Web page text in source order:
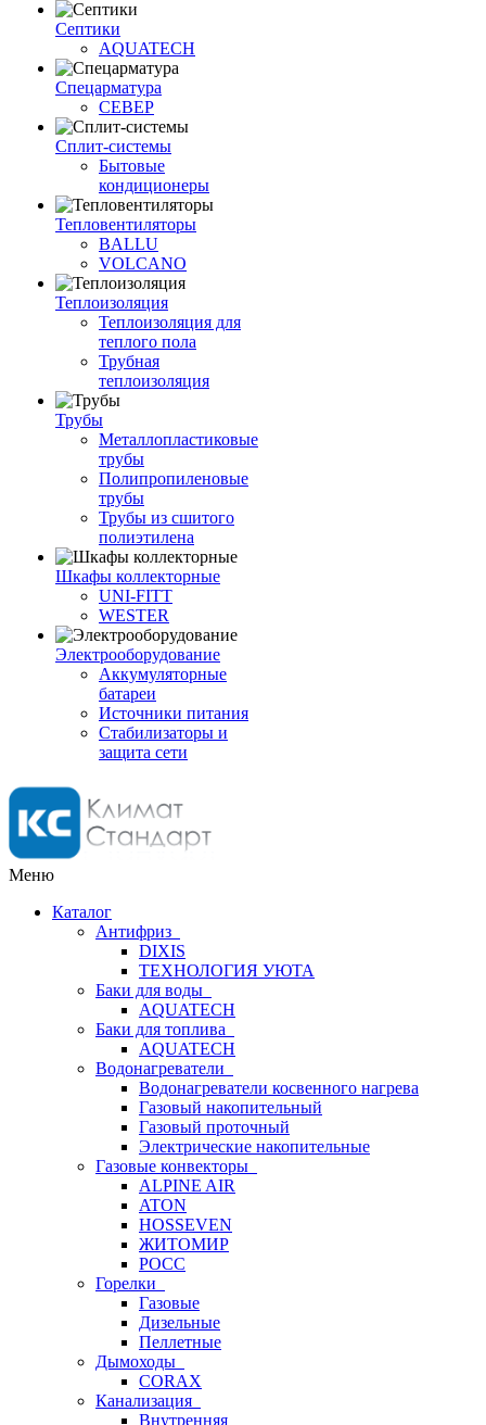
Септики
AQUATECH
Спецарматура
СЕВЕР
Сплит-системы
Бытовые
кондиционеры
Тепловентиляторы
BALLU
VOLCANO
Теплоизоляция
Теплоизоляция для
теплого пола
Трубная
теплоизоляция
Трубы
Металлопластиковые
трубы
Полипропиленовые
трубы
Трубы из сшитого
полиэтилена
Шкафы коллекторные
UNI-FITT
WESTER
Электрооборудование
Аккумуляторные
батареи
Источники питания
Стабилизаторы и
защита сети
Меню
Каталог
Антифриз
DIXIS
ТЕХНОЛОГИЯ УЮТА
Баки для воды
AQUATECH
Баки для топлива
AQUATECH
Водонагреватели
Водонагреватели косвенного нагрева
Газовый накопительный
Газовый проточный
Электрические накопительные
Газовые конвекторы
ALPINE AIR
ATON
HOSSEVEN
ЖИТОМИР
РОСС
Горелки
Газовые
Дизельные
Пеллетные
Дымоходы
CORAX
Канализация
Внутренняя